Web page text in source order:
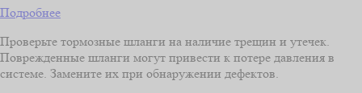
Подробнее
Проверьте тормозные шланги на наличие трещин и утечек.
Поврежденные шланги могут привести к потере давления в
системе. Замените их при обнаружении дефектов.